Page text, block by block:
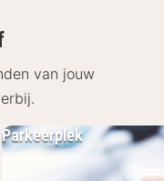
zoals de
en de Berlin TV-
Side Gallery en het
Markt liggen op
zijn er tal van
buurt. Tijdens je
van jouw
Parkeerplek